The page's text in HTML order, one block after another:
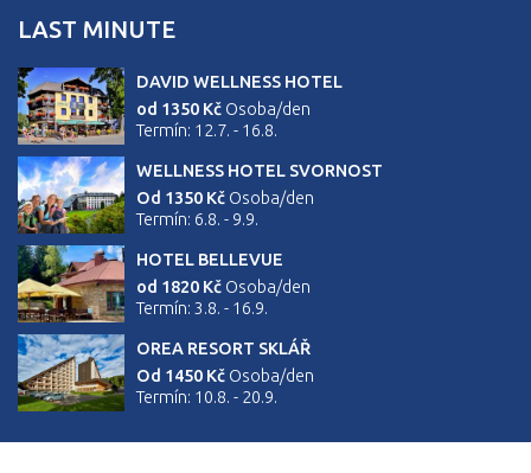
LAST MINUTE
DAVID WELLNESS HOTEL
od 1350 Kč Osoba/den
Termín: 12.7. - 16.8.
WELLNESS HOTEL SVORNOST
Od 1350 Kč Osoba/den
Termín: 6.8. - 9.9.
HOTEL BELLEVUE
od 1820 Kč Osoba/den
Termín: 3.8. - 16.9.
OREA RESORT SKLÁŘ
Od 1450 Kč Osoba/den
Termín: 10.8. - 20.9.